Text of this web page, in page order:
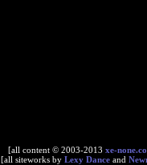
[all content © 2003-2013 xe-
[all siteworks by Lexy Danceand